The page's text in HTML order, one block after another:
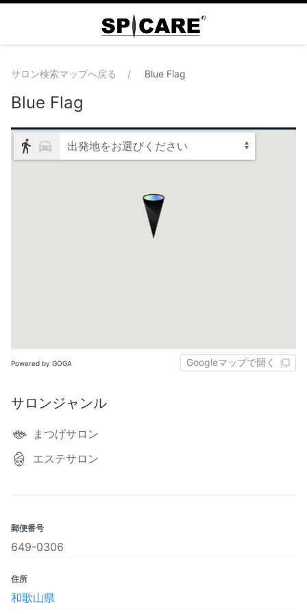
サロン検索マップへ戻る Blue Flag
Blue Flag
出発地をお選びください
Powered by GOGA Googleマップで開く
サロンジャンル
まつげサロン
エステサロン
郵便番号
649-0306
住所
和歌山県‎